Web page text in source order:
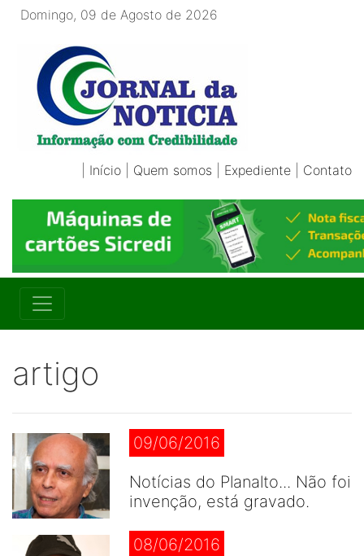
Domingo, 09 de Agosto de 2026
Início Quem somos Expediente Contato
artigo
09/06/2016
Notícias do Planalto... Não foi
invenção, está gravado.
08/06/2016